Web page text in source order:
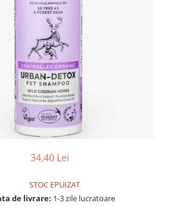
34,40 Lei
STOC EPUIZAT
de livrare: 1-3 zile lucratoare